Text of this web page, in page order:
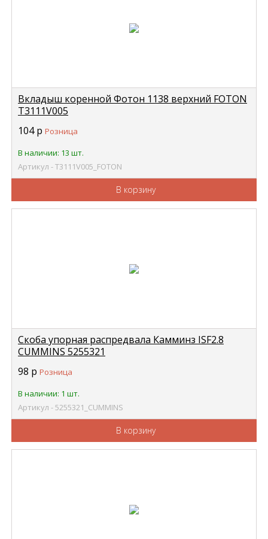
Вкладыш коренной Фотон 1138 верхний FOTON
Т3111V005
104р Розница
В наличии: 13 шт.
Артикул - Т3111V005_FOTON
В корзину
Скоба упорная распредвала Камминз ISF2.8
CUMMINS 5255321
98 р Розница
В наличии: 1 шт.
Артикул - 5255321_CUMMINS
В корзину